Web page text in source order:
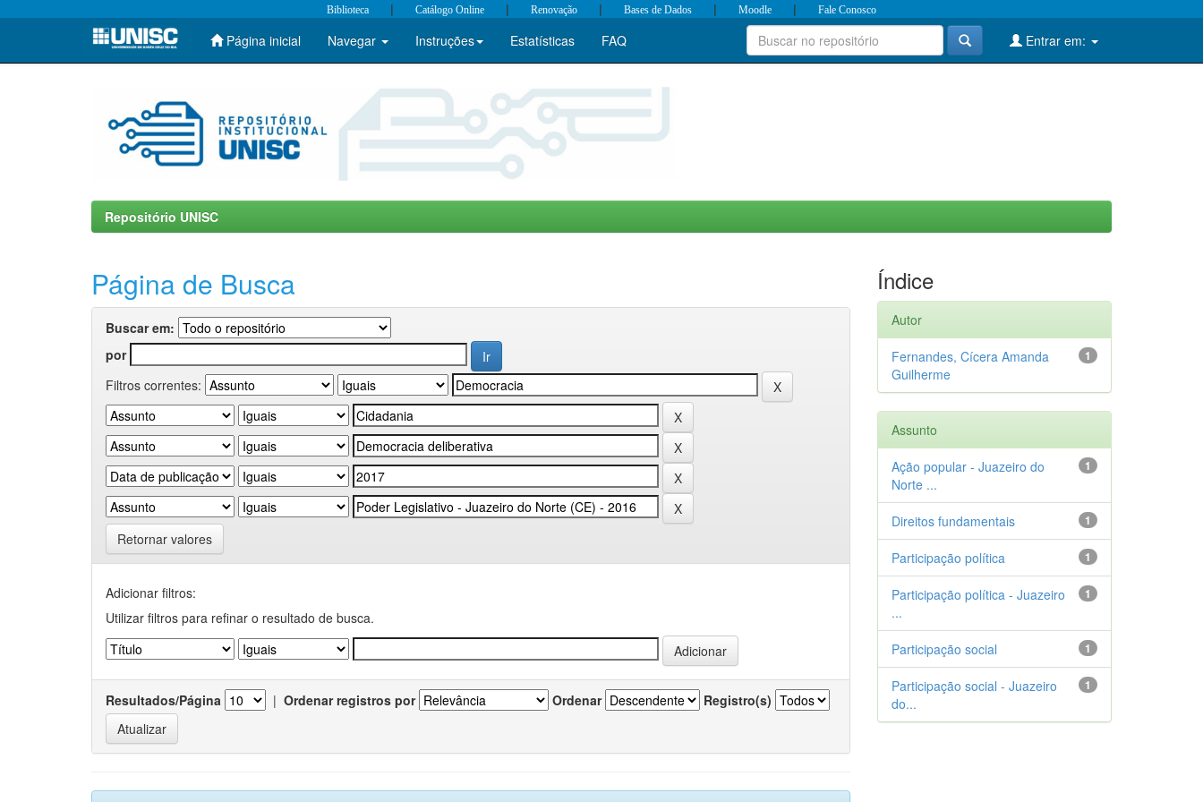
Skip
Biblioteca | Catálogo Online | Renovação | Bases de Dados | Moodle | Fale Conosco
Página inicial Navegar Instruções Estatísticas FAQ Entrar em:
Repositório UNISC
Página de Busca
Buscar em:
por
Filtros correntes:
Retornar valores
Adicionar filtros:
Utilizar filtros para refinar o resultado de busca.
Resultados/Página | Ordenar registros por Ordenar Registro(s)
Índice
Autor
1
Fernandes, Cícera Amanda
Guilherme
Assunto
1
Ação popular - Juazeiro do
Norte ...
1
Direitos fundamentais
1
Participação política
1
Participação política - Juazeiro
...
1
Participação social
1
Participação social - Juazeiro
do...